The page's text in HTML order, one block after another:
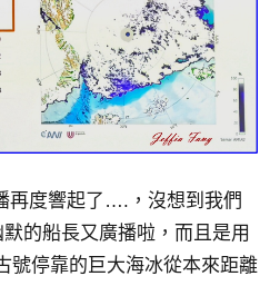
再度響起了….，沒想到我們
的船長又廣播啦，而且是用
號停靠的巨大海冰從本來距離